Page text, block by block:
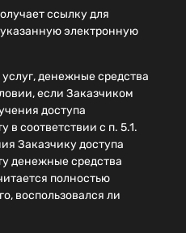
ссылку для
электронную
денежные средства
если Заказчиком
доступа
соответствии с п. 5.1.
Заказчику доступа
денежные средства
полностью
воспользовался ли